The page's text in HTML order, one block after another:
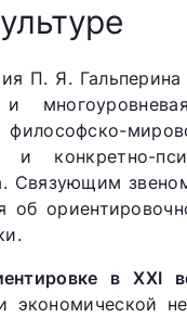
П. Я. Гальперина
и конкретно-
Связующим
об
в XXI
экономической